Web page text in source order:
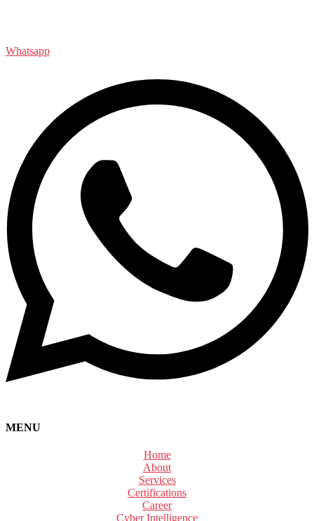
Whatsapp
MENU
Home
About
Services
Certifications
Career
Cyber Intelligence